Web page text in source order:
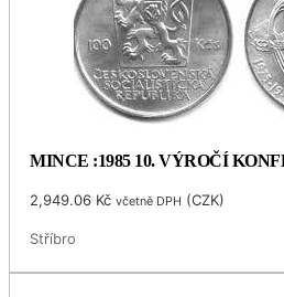
MINCE :1985 10. VÝROČÍ
2,949.06 Kč včetně DPH (CZK)
Stříbro